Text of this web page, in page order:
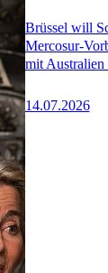
Brüssel will
Mercosur-
mit Australien
14.07.2026